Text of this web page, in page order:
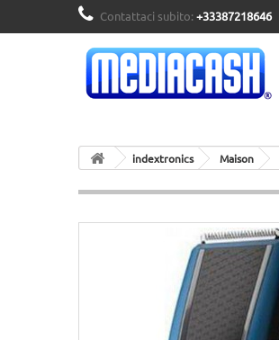
Contattaci subito: +33387218646
indextronics Maison